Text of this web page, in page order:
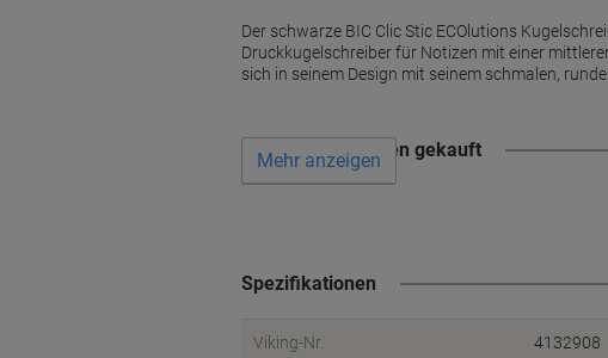
Der schwarze BIC Clic Stic ECOlutions
Druckkugelschreiber für Notizen mit einer
sich in seinem Design mit seinem schmalen,
Wird oft zusammen gekauft
Mehr anzeigen
Spezifikationen
Viking-Nr. 4132908